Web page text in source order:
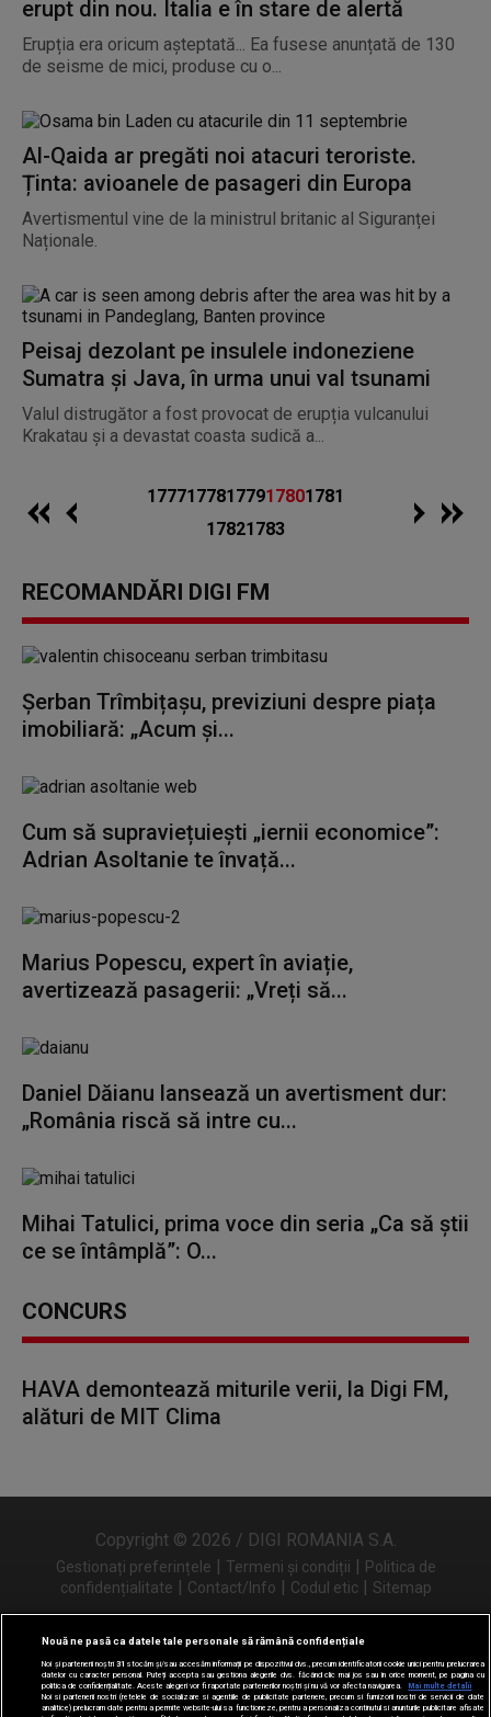
erupt din nou. Italia e în stare de alertă
Erupția era oricum așteptată... Ea fusese anunțată de 130
de seisme de mici, produse cu o...
Al-Qaida ar pregăti noi atacuri teroriste.
Ținta: avioanele de pasageri din Europa
Avertismentul vine de la ministrul britanic al Siguranței
Naționale.
Peisaj dezolant pe insulele indoneziene
Sumatra și Java, în urma unui val tsunami
Valul distrugător a fost provocat de erupția vulcanului
Krakatau și a devastat coasta sudică a...
17771778177917801781
17821783
RECOMANDĂRI DIGI FM
Șerban Trîmbițașu, previziuni despre piața
imobiliară: „Acum și...
Cum să supraviețuiești „iernii economice”:
Adrian Asoltanie te învață...
Marius Popescu, expert în aviație,
avertizează pasagerii: „Vreți să...
Daniel Dăianu lansează un avertisment dur:
„România riscă să intre cu...
Mihai Tatulici, prima voce din seria „Ca să știi
ce se întâmplă”: O...
CONCURS
HAVA demontează miturile verii, la Digi FM,
alături de MIT Clima
Copyright © 2026 / DIGI ROMANIA S.A.
Gestionați preferințele | Termeni și condiții | Politica de
confidențialitate | Contact/Info | Codul etic | Sitemap
Urmărește-ne și pe
Nouă ne pasă ca datele tale personale să rămână confidențiale
Noi și partenerii noștri31 stocăm și/sau accesăm informații pe dispozitivul dvs., precum identificatorii cookie unici pentru prelucrarea
datelor cu caracter personal. Puteți accepta sau gestiona alegerile dvs. făcând clic mai jos sau în orice moment, pe pagina cu
politica de confidențialitate. Aceste alegeri vor fi raportate partenerilor noștri și nu vă vor afecta navigarea.
Mai multe detalii
Noi si partenerii nostri (retelele de socializare si agentiile de publicitate partenere, precum si furnizorii nostri de servicii de date
analitice) prelucram date pentru a permite website-ului sa functioneze, pentru a personaliza continutul si anunturile publicitare afisate